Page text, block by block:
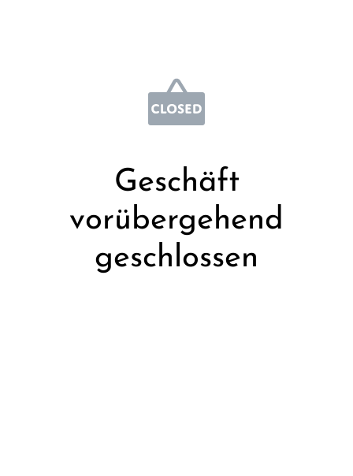
Geschäft
vorübergehend
geschlossen